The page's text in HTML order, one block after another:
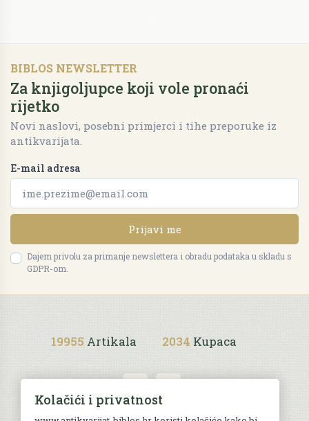
BIBLOS NEWSLETTER
Za knjigoljupce koji vole pronaći
rijetko
Novi naslovi, posebni primjerci i tihe preporuke iz
antikvarijata.
E-mail adresa
Prijavi me
Dajem privolu za primanje newslettera i obradu podataka u skladu s
GDPR-om.
19955 Artikala 2034 Kupaca
Kolačići i privatnost